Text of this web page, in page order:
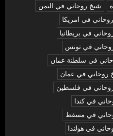
شيخ روحاني في اليمن
في امريكا
في بريطانيا
في تونس
في سلطنة عمان
روحاني في عمان
في فلسطين
في كندا
في مسقط
في هولندا